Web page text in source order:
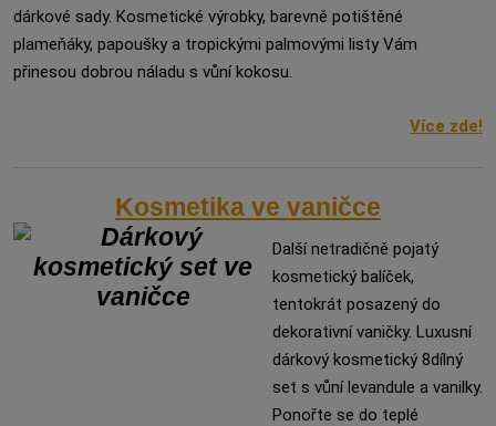
dárkové sady. Kosmetické výrobky, barevně potištěné
plameňáky, papoušky a tropickými palmovými listy Vám
přinesou dobrou náladu s vůní kokosu.
Více zde!
Kosmetika ve vaničce
Další netradičně pojatý
kosmetický balíček,
tentokrát posazený do
dekorativní vaničky. Luxusní
dárkový kosmetický 8dílný
set s vůní levandule a vanilky.
Ponořte se do teplé